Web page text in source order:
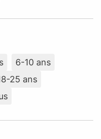
6-10 ans
25 ans